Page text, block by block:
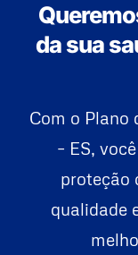
da sua
Com o Plano
– ES,
proteção
qualidade